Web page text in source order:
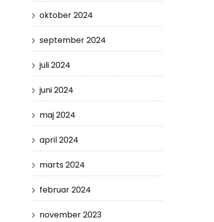
oktober 2024
september 2024
juli 2024
juni 2024
maj 2024
april 2024
marts 2024
februar 2024
november 2023